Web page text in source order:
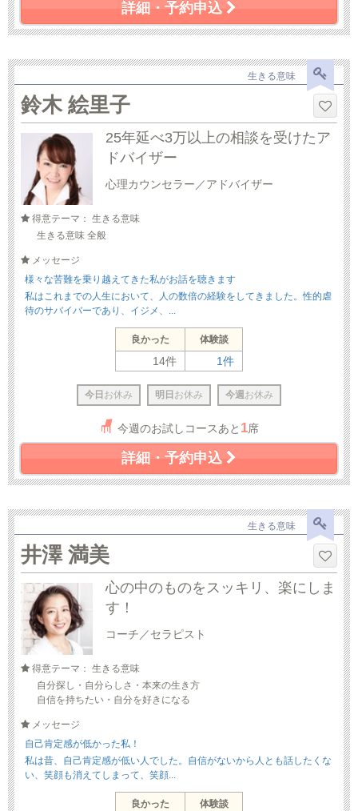
詳細・予約申込
生きる意味
鈴木 絵里子
25年延べ3万以上の相談を受けたア
ドバイザー
心理カウンセラー／アドバイザー
得意テーマ： 生きる意味
生きる意味 全般
メッセージ
様々な苦難を乗り越えてきた私がお話を聴きます
私はこれまでの人生において、人の数倍の経験をしてきました。性的虐
待のサバイバーであり、イジメ、...
良かった 体験談
14件 1件
今日 お休み 明日 お休み 今週 お休み
今週のお試しコースあと 1席
詳細・予約申込
生きる意味
井澤 満美
心の中のものをスッキリ、楽にしま
す！
コーチ／セラピスト
得意テーマ： 生きる意味
自分探し・自分らしさ・本来の生き方
自信を持ちたい・自分を好きになる
メッセージ
自己肯定感が低かった私！
私は昔、自己肯定感が低い人でした。自信がないから人とも話したくな
い、笑顔も消えてしまって、笑顔...
良かった 体験談